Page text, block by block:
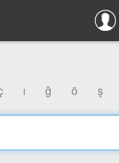
ı ğ ö ş